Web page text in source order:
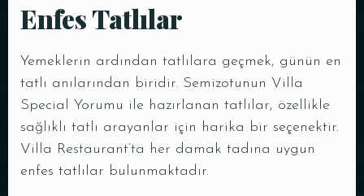
Enfes Tatlılar
Yemeklerin ardından tatlılara geçmek, günün en
tatlı anılarından biridir. Semizotunun Villa
Special Yorumu ile hazırlanan tatlılar, özellikle
sağlıklı tatlı arayanlar için harika bir seçenektir.
Villa Restaurant’ta her damak tadına uygun
enfes tatlılar bulunmaktadır.
Kişi Sayısı